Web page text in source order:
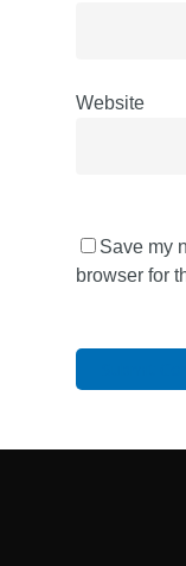
Website
Save my
browser for